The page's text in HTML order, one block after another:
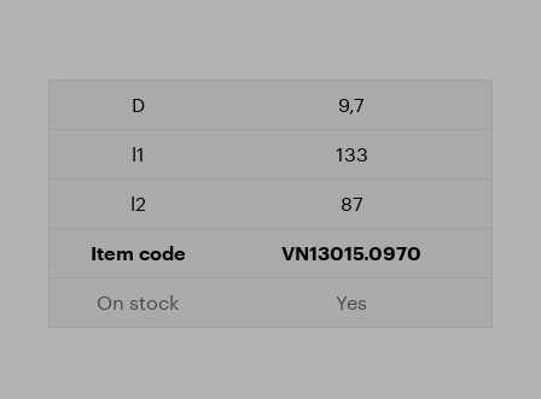
9,7
133
87
VN13015.0970
Yes